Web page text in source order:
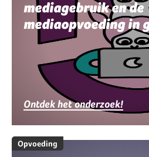
mediagebruik en de
mediaopvoeding in
Ontdek het onderzoek!
Opvoeding